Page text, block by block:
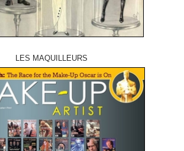
LES MAQUILLEURS